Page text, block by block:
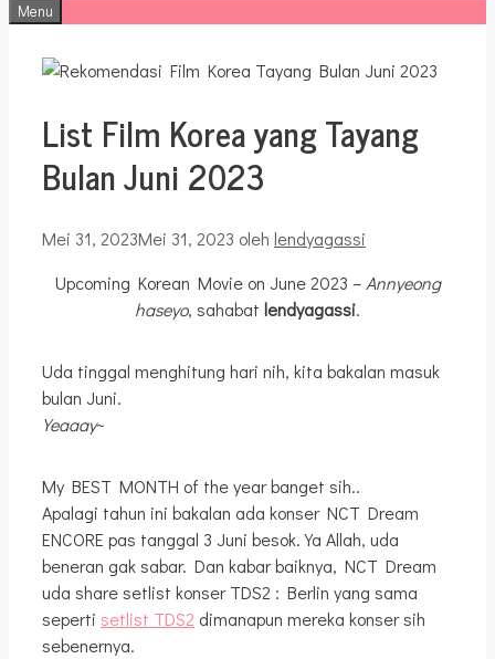
Menu
List Film Korea yang Tayang
Bulan Juni 2023
Mei 31, 2023Mei 31, 2023 oleh lendyagassi
Upcoming Korean Movie on June 2023 – Annyeong
haseyo, sahabat lendyagassi.
Uda tinggal menghitung hari nih, kita bakalan masuk
bulan Juni.
Yeaaay~
My BEST MONTH of the year banget sih..
Apalagi tahun ini bakalan ada konser NCT Dream
ENCORE pas tanggal 3 Juni besok. Ya Allah, uda
beneran gak sabar. Dan kabar baiknya, NCT Dream
uda share setlist konser TDS2 : Berlin yang sama
seperti setlist TDS2 dimanapun mereka konser sih
sebenernya.